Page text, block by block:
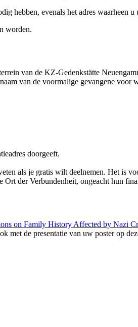
hebben, evenals het adres waarheen
worden.
van de KZ-Gedenkstätte
van de voormalige gevangene voor
doorgeeft.
als je gratis wilt deelnemen. Het is
der Verbundenheit, ongeacht hun
on Family History Affected by Nazi
met de presentatie van uw poster op